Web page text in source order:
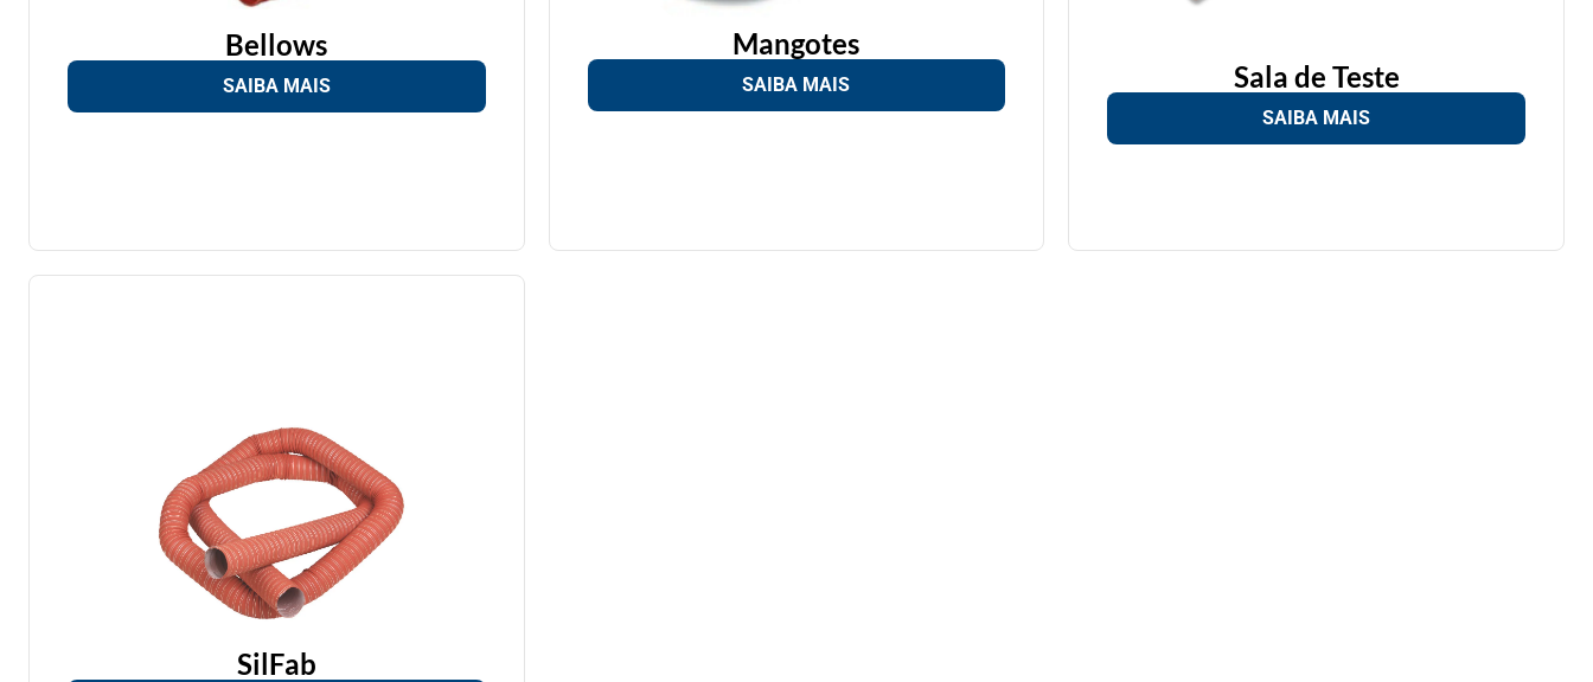
Bellows
SAIBA MAIS
Mangotes
SAIBA MAIS Sala de Teste
SAIBA MAIS
SilFab